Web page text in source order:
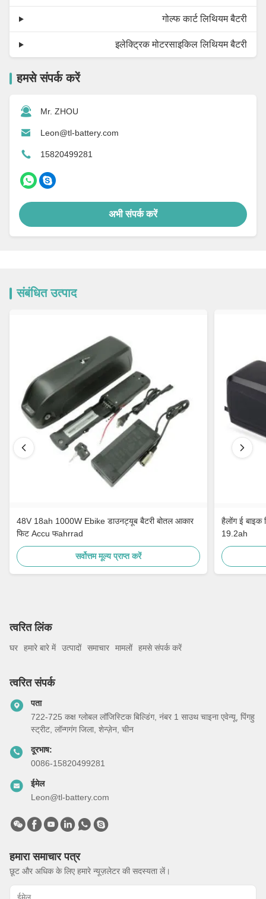
गोल्फ कार्ट लिथियम बैटरी
इलेक्ट्रिक मोटरसाइकिल लिथियम बैटरी
हमसे संपर्क करें
Mr. ZHOU
Leon@tl-battery.com
15820499281
अभी संपर्क करें
संबंधित उत्पाद
48V 18ah 1000W Ebike डाउनट्यूब बैटरी बोतल आकार
फिट Accu फahrrad
सर्वोत्तम मूल्य प्राप्त करें
हैलोंग ई
19.2ah
त्वरित लिंक
घर हमारे बारे में उत्पादों समाचार मामलों हमसे संपर्क करें
त्वरित संपर्क
पता
722-725 कक्ष ग्लोबल लॉजिस्टिक बिल्डिंग, नंबर 1 साउथ चाइना एवेन्यू, पिंगहु
स्ट्रीट, लॉन्गगंग जिला, शेन्ज़ेन, चीन
दूरभाष:
0086-15820499281
ईमेल
Leon@tl-battery.com
हमारा समाचार पत्र
छूट और अधिक के लिए हमारे न्यूज़लेटर की सदस्यता लें।